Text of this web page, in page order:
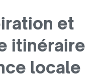
et
itinéraire
locale